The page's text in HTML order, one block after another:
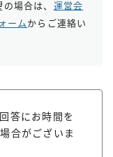
場合は、 運営会
ーム からご連絡い
答にお時間を
合がございま